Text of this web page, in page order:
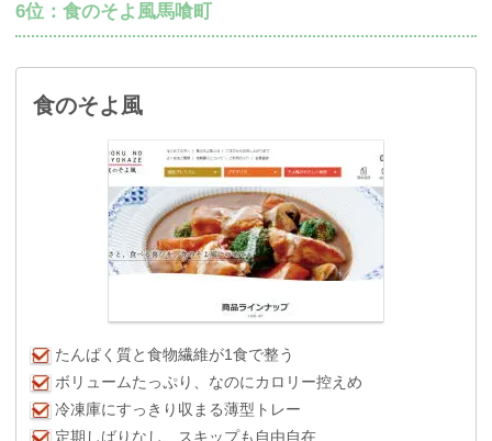
6位：食のそよ風馬喰町
食のそよ風
たんぱく質と食物繊維が1食で整う
ボリュームたっぷり、なのにカロリー控えめ
冷凍庫にすっきり収まる薄型トレー
定期しばりなし、スキップも自由自在